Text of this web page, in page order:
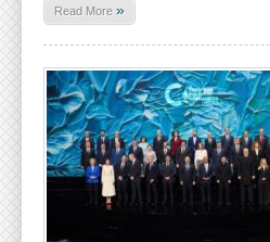
Read More »